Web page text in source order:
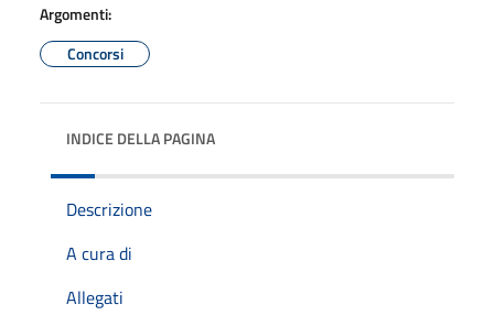
Argomenti:
Concorsi
INDICE DELLA PAGINA
Descrizione
A cura di
Allegati